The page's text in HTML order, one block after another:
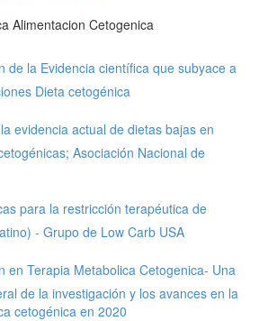
Alimentacion Cetogenica
de la Evidencia científica que subyace a
Dieta cetogénica
evidencia actual de dietas bajas en
Asociación Nacional de
para la restricción terapéutica de
- Grupo de Low Carb USA
en Terapia Metabolica Cetogenica- Una
de la investigación y los avances en la
cetogénica en 2020